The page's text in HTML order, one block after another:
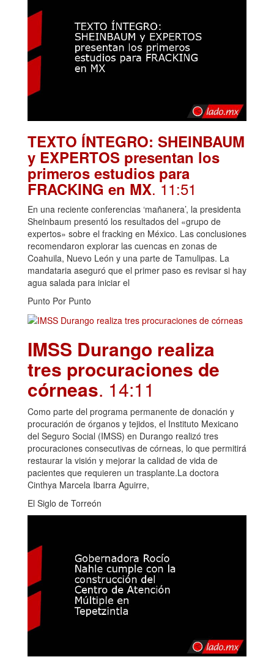
TEXTO ÍNTEGRO: SHEINBAUM
y EXPERTOS presentan los
primeros estudios para
FRACKING en MX. 11:51
En una reciente conferencias ‘mañanera’, la presidenta
Sheinbaum presentó los resultados del «grupo de
expertos» sobre el fracking en México. Las conclusiones
recomendaron explorar las cuencas en zonas de
Coahuila, Nuevo León y una parte de Tamulipas. La
mandataria aseguró que el primer paso es revisar si hay
agua salada para iniciar el
Punto Por Punto
IMSS Durango realiza
tres procuraciones de
córneas. 14:11
Como parte del programa permanente de donación y
procuración de órganos y tejidos, el Instituto Mexicano
del Seguro Social (IMSS) en Durango realizó tres
procuraciones consecutivas de córneas, lo que permitirá
restaurar la visión y mejorar la calidad de vida de
pacientes que requieren un trasplante.La doctora
Cinthya Marcela Ibarra Aguirre,
El Siglo de Torreón